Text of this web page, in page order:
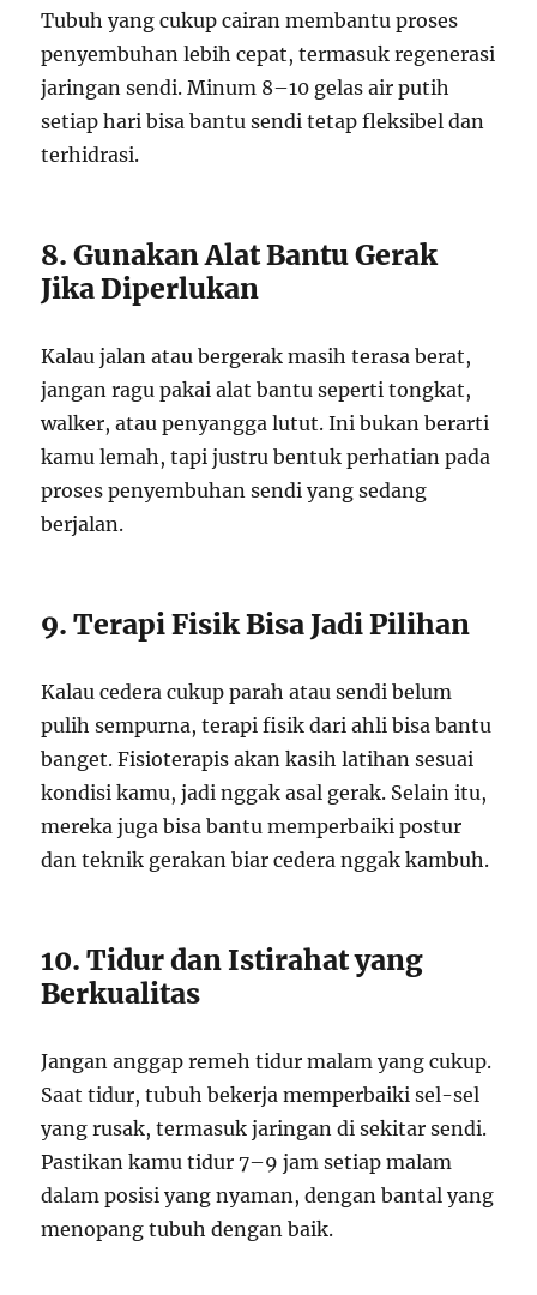
Tubuh yang cukup cairan membantu proses
penyembuhan lebih cepat, termasuk regenerasi
jaringan sendi. Minum 8–10 gelas air putih
setiap hari bisa bantu sendi tetap fleksibel dan
terhidrasi.
8. Gunakan Alat Bantu Gerak
Jika Diperlukan
Kalau jalan atau bergerak masih terasa berat,
jangan ragu pakai alat bantu seperti tongkat,
walker, atau penyangga lutut. Ini bukan berarti
kamu lemah, tapi justru bentuk perhatian pada
proses penyembuhan sendi yang sedang
berjalan.
9. Terapi Fisik Bisa Jadi Pilihan
Kalau cedera cukup parah atau sendi belum
pulih sempurna, terapi fisik dari ahli bisa bantu
banget. Fisioterapis akan kasih latihan sesuai
kondisi kamu, jadi nggak asal gerak. Selain itu,
mereka juga bisa bantu memperbaiki postur
dan teknik gerakan biar cedera nggak kambuh.
10. Tidur dan Istirahat yang
Berkualitas
Jangan anggap remeh tidur malam yang cukup.
Saat tidur, tubuh bekerja memperbaiki sel-sel
yang rusak, termasuk jaringan di sekitar sendi.
Pastikan kamu tidur 7–9 jam setiap malam
dalam posisi yang nyaman, dengan bantal yang
menopang tubuh dengan baik.